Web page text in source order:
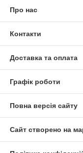
Про нас
Контакти
Доставка та оплата
Графік роботи
Повна версія сайту
Сайт створено на